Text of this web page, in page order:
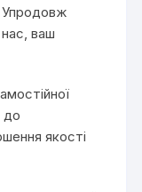
Упродовж
нас, ваш
до
якості